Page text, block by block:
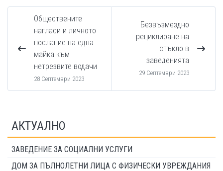
Обществените
нагласи и личното
послание на една
майка към
нетрезвите водачи
28 Септември 2023
Безвъзмездно
рециклиране на
стъкло в
заведенията
29 Септември 2023
АКТУАЛНО
ЗАВЕДЕНИЕ ЗА СОЦИАЛНИ УСЛУГИ
ДОМ ЗА ПЪЛНОЛЕТНИ ЛИЦА С ФИЗИЧЕСКИ УВРЕЖДАНИЯ